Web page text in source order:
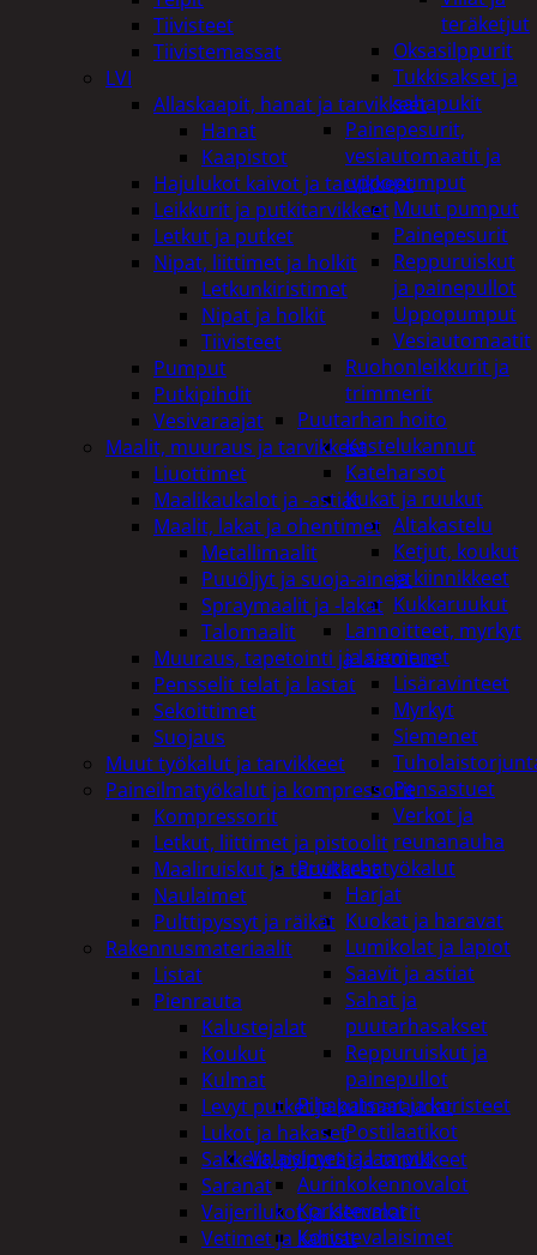
teräketjut
Oksasilppurit
Tukkisakset ja
sahapukit
Painepesurit,
vesiautomaatit ja
uppopumput
Muut pumput
Painepesurit
Reppuruiskut
ja painepullot
Uppopumput
Vesiautomaatit
Ruohonleikkurit ja
trimmerit
Puutarhan hoito
Kastelukannut
Kateharsot
Kukat ja ruukut
Altakastelu
Ketjut, koukut
ja kiinnikkeet
Kukkaruukut
Lannoitteet, myrkyt
ja siemenet
Lisäravinteet
Myrkyt
Siemenet
Pensastuet
Verkot ja
reunanauha
Puutarhatyökalut
Harjat
Kuokat ja haravat
Lumikolat ja lapiot
Saavit ja astiat
Sahat ja
puutarhasakset
Reppuruiskut ja
painepullot
Pihapatsaat ja koristeet
Postilaatikot
Valaisimet ja lamput
Aurinkokennovalot
Koristevalot
Koristevalaisimet
Tiivisteet
Tiivistemassat
LVI
Allaskaapit, hanat ja tarvikkeet
Hanat
Kaapistot
Hajulukot kaivot ja tarvikkeet
Leikkurit ja putkitarvikkeet
Letkut ja putket
Nipat, liittimet ja holkit
Letkunkiristimet
Nipat ja holkit
Tiivisteet
Pumput
Putkipihdit
Vesivaraajat
Maalit, muuraus ja tarvikkeet
Liuottimet
Maalikaukalot ja -astiat
Maalit, lakat ja ohentimet
Metallimaalit
Puuöljyt ja suoja-aineet
Spraymaalit ja -lakat
Talomaalit
Muuraus, tapetointi ja laatoitus
Pensselit telat ja lastat
Sekoittimet
Suojaus
Muut työkalut ja tarvikkeet
Paineilmatyökalut ja kompressorit
Kompressorit
Letkut, liittimet ja pistoolit
Maaliruiskut ja tarvikkeet
Naulaimet
Pulttipyssyt ja räikät
Rakennusmateriaalit
Listat
Pienrauta
Kalustejalat
Koukut
Kulmat
Levyt putket ja kulmaraudat
Lukot ja hakaset
Sakkelit, pylpyrät ja tarvikkeet
Saranat
Vaijerilukot ja klemmarit
Vetimet ja kahvat